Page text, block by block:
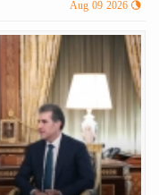
Aug 09 2026